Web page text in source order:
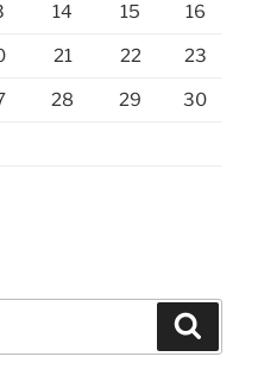
14 15 16
21 22 23
28 29 30